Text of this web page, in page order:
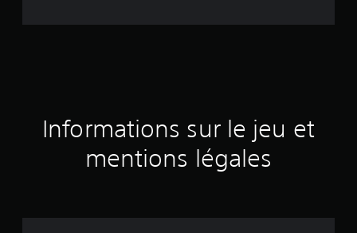
d
a
s
Informations sur le jeu et
mentions légales